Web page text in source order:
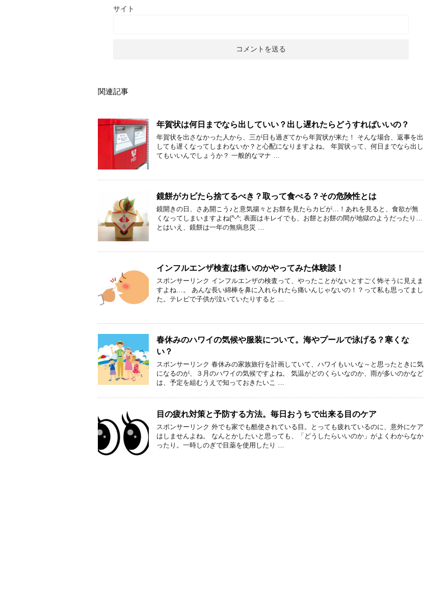
サイト
関連記事
年賀状は何日までなら出していい？出し遅れたらどうすればいいの？
年賀状を出さなかった人から、三が日も過ぎてから年賀状が来た！ そんな場合、返事を出
しても遅くなってしまわないか？と心配になりますよね。 年賀状って、何日までなら出し
てもいいんでしょうか？ 一般的なマナ …
鏡餅がカビたら捨てるべき？取って食べる？その危険性とは
鏡開きの日、さあ開こう♪と意気揚々とお餅を見たらカビが…！あれを見ると、食欲が無
くなってしまいますよね(^-^; 表面はキレイでも、お餅とお餅の間が地獄のようだったり…
とはいえ、鏡餅は一年の無病息災 …
インフルエンザ検査は痛いのかやってみた体験談！
スポンサーリンク インフルエンザの検査って、やったことがないとすごく怖そうに見えま
すよね…。 あんな長い綿棒を鼻に入れられたら痛いんじゃないの！？って私も思ってまし
た。テレビで子供が泣いていたりすると …
春休みのハワイの気候や服装について。海やプールで泳げる？寒くな
い？
スポンサーリンク 春休みの家族旅行を計画していて、ハワイもいいな～と思ったときに気
になるのが、３月のハワイの気候ですよね。 気温がどのくらいなのか、雨が多いのかなど
は、予定を組むうえで知っておきたいこ …
目の疲れ対策と予防する方法。毎日おうちで出来る目のケア
スポンサーリンク 外でも家でも酷使されている目。とっても疲れているのに、意外にケア
はしませんよね。 なんとかしたいと思っても、「どうしたらいいのか」がよくわからなか
ったり。一時しのぎで目薬を使用したり …